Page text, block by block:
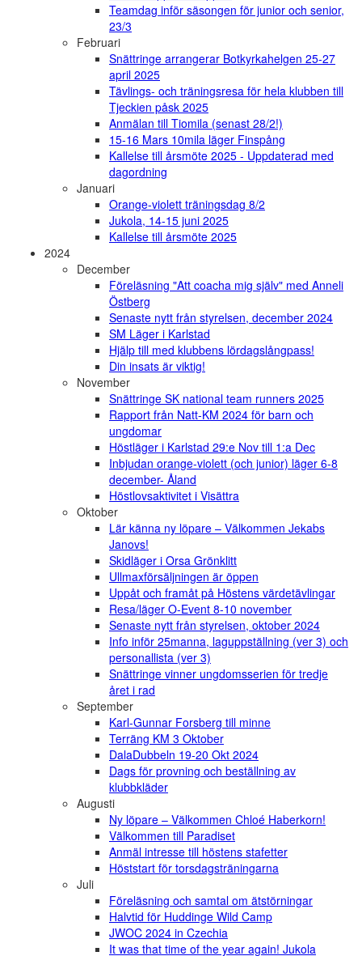
Teamdag inför säsongen för junior och senior,
23/3
Februari
Snättringe arrangerar Botkyrkahelgen 25-27
april 2025
Tävlings- och träningsresa för hela klubben till
Tjeckien påsk 2025
Anmälan till Tiomila (senast 28/2!)
15-16 Mars 10mila läger Finspång
Kallelse till årsmöte 2025 - Uppdaterad med
dagordning
Januari
Orange-violett träningsdag 8/2
Jukola, 14-15 juni 2025
Kallelse till årsmöte 2025
2024
December
Föreläsning "Att coacha mig själv" med Anneli
Östberg
Senaste nytt från styrelsen, december 2024
SM Läger i Karlstad
Hjälp till med klubbens lördagslångpass!
Din insats är viktig!
November
Snättringe SK national team runners 2025
Rapport från Natt-KM 2024 för barn och
ungdomar
Höstläger i Karlstad 29:e Nov till 1:a Dec
Inbjudan orange-violett (och junior) läger 6-8
december- Åland
Höstlovsaktivitet i Visättra
Oktober
Lär känna ny löpare – Välkommen Jekabs
Janovs!
Skidläger i Orsa Grönklitt
Ullmaxförsäljningen är öppen
Uppåt och framåt på Höstens värdetävlingar
Resa/läger O-Event 8-10 november
Senaste nytt från styrelsen, oktober 2024
Info inför 25manna, laguppställning (ver 3) och
personallista (ver 3)
Snättringe vinner ungdomsserien för tredje
året i rad
September
Karl-Gunnar Forsberg till minne
Terräng KM 3 Oktober
DalaDubbeln 19-20 Okt 2024
Dags för provning och beställning av
klubbkläder
Augusti
Ny löpare – Välkommen Chloé Haberkorn!
Välkommen till Paradiset
Anmäl intresse till höstens stafetter
Höststart för torsdagsträningarna
Juli
Föreläsning och samtal om ätstörningar
Halvtid för Huddinge Wild Camp
JWOC 2024 in Czechia
It was that time of the year again! Jukola